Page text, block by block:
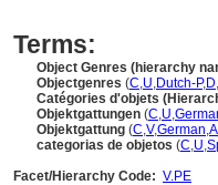
Terms:
Object Genres (hierarchy
Objectgenres (C,U,Dutch-P,D,
Catégories d'objets
Objektgattungen (C,U,
Objektgattung (C,V,German,
categorias de objetos (C,U,
Facet/Hierarchy Code: V.PE